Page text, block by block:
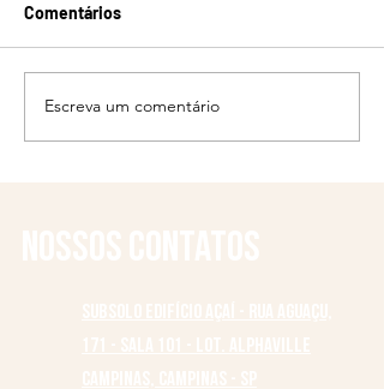
Agora você pode escrever
no blog onde estiver!
Comentários
Escreva um comentário